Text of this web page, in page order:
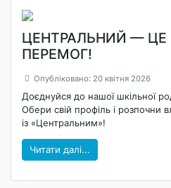
ЦЕНТРАЛЬНИЙ — ЦЕ
ПЕРЕМОГ!
Опубліковано: 20 квітня 2026
Доєднуйся до нашої шкільної
Обери свій профіль і розпочни
із «Центральним»!
Читати далі...